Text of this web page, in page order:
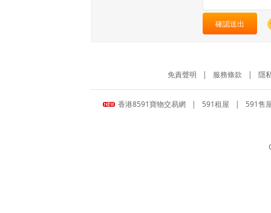
確認送出
免責聲明 | 服務條款 | 隱
香港8591寶物交易網 | 591租屋 | 591售